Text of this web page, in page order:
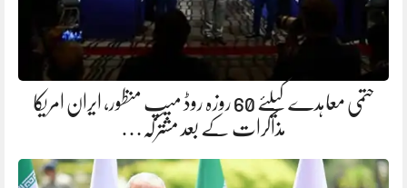
حتمی معاہدے کیلئے 60 روزہ روڈ میپ منظور، ایران امریکا
مذاکرات کے بعد مشترکہ…